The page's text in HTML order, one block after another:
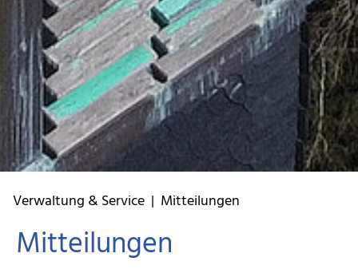
Verwaltung & Service | Mitteilungen
Mitteilungen